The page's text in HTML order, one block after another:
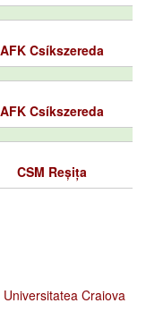
AFK Csíkszereda
AFK Csíkszereda
CSM Reșița
Craiova